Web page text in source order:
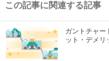
この記事に関連する記事
ガントチャー
ット・デメリ